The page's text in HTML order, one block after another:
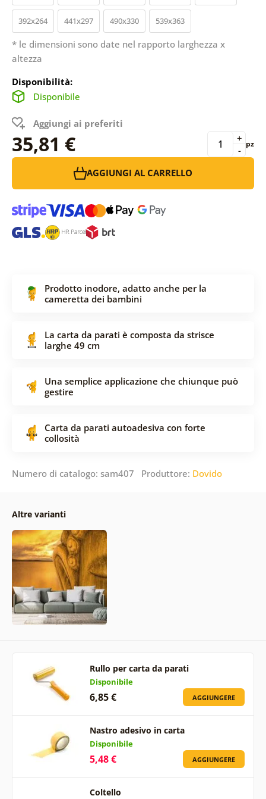
392x264 441x297 490x330 539x363
* le dimensioni sono date nel rapporto larghezza x
altezza
Disponibilità:
Disponibile
Aggiungi ai preferiti
35,81 € -
+ pz
AGGIUNGI AL CARRELLO
Prodotto inodore, adatto anche per la
cameretta dei bambini
La carta da parati è composta da strisce
larghe 49 cm
Una semplice applicazione che chiunque può
gestire
Carta da parati autoadesiva con forte
collosità
Numero di catalogo: sam407 Produttore: Dovido
Altre varianti
Rullo per carta da parati
Disponibile
6,85 € AGGIUNGERE
Nastro adesivo in carta
Disponibile
5,48 € AGGIUNGERE
Coltello